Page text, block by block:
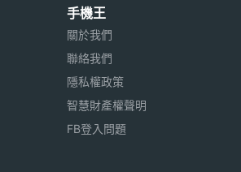
手機王
關於我們
聯絡我們
隱私權政策
智慧財產權聲明
FB登入問題